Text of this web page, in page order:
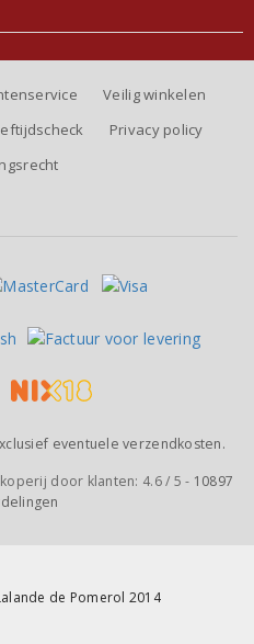
de Pomerol 2014
Veilig winkelen
Privacy policy
eventuele verzendkosten.
door klanten: 4.6/ 5 - 10897